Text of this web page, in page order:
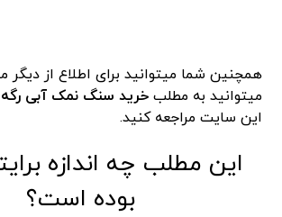
همچنین شما میتوانید برای اطلاع از دیگر
میتوانید به مطلب خرید سنگ نمک آبی
این سایت مراجعه کنید.
این مطلب چه اندازه
بوده است؟